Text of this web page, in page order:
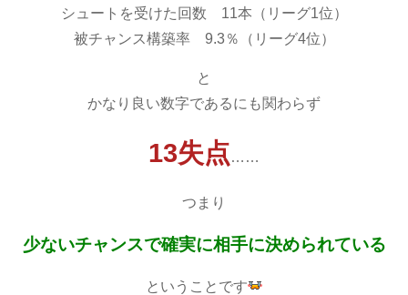
シュートを受けた回数 11本（リーグ1位）
被チャンス構築率 9.3％（リーグ4位）
と
かなり良い数字であるにも関わらず
13失点……
つまり
少ないチャンスで確実に相手に決められている
ということです